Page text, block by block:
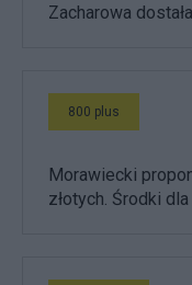
Zacharowa
800 plus
Morawiecki
złotych. Środki